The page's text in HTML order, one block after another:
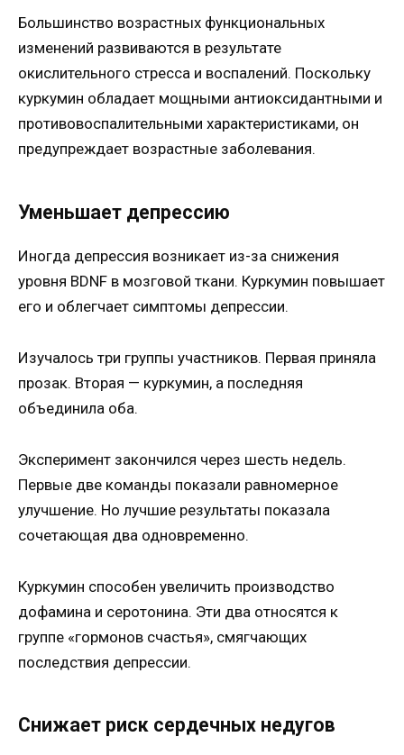
Большинство возрастных функциональных
изменений развиваются в результате
окислительного стресса и воспалений. Поскольку
куркумин обладает мощными антиоксидантными и
противовоспалительными характеристиками, он
предупреждает возрастные заболевания.
Уменьшает депрессию
Иногда депрессия возникает из-за снижения
уровня BDNF в мозговой ткани. Куркумин повышает
его и облегчает симптомы депрессии.
Изучалось три группы участников. Первая приняла
прозак. Вторая — куркумин, а последняя
объединила оба.
Эксперимент закончился через шесть недель.
Первые две команды показали равномерное
улучшение. Но лучшие результаты показала
сочетающая два одновременно.
Куркумин способен увеличить производство
дофамина и серотонина. Эти два относятся к
группе «гормонов счастья», смягчающих
последствия депрессии.
Снижает риск сердечных недугов